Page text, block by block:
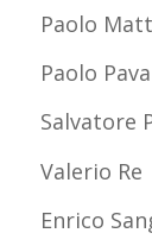
Paolo
Paolo
Salvatore
Valerio Re
Enrico